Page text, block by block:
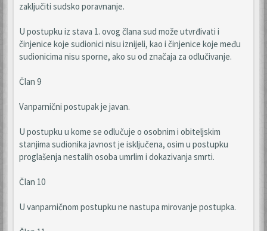
zaključiti sudsko poravnanje.
U postupku iz stava 1. ovog člana sud može utvrđivati i
činjenice koje sudionici nisu iznijeli, kao i činjenice koje među
sudionicima nisu sporne, ako su od značaja za odlučivanje.
Član 9
Vanparnični postupak je javan.
U postupku u kome se odlučuje o osobnim i obiteljskim
stanjima sudionika javnost je isključena, osim u postupku
proglašenja nestalih osoba umrlim i dokazivanja smrti.
Član 10
U vanparničnom postupku ne nastupa mirovanje postupka.